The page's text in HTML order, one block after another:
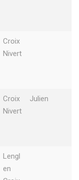
Croix
Nivert
Croix
Nivert
Julien
Lengl
en